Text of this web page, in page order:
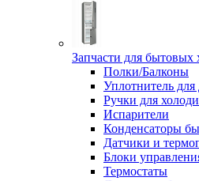
Запчасти для бытовых
Полки/Балконы
Уплотнитель для
Ручки для
Испарители
Конденсаторы
Датчики и
Блоки
Термостаты